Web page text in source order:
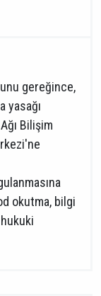
gereğince,
yasağı
Bilişim
okutma, bilgi